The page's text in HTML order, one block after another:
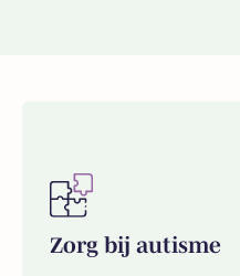
Zorg bij autisme